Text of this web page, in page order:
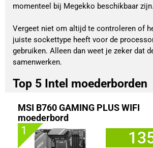
momenteel bij Megekko beschikbaar zijn.
Vergeet niet om altijd te controleren of
juiste sockettype heeft voor de
gebruiken. Alleen dan weet je zeker dat
samenwerken.
Top 5 Intel moederborden
MSI B760 GAMING PLUS WIFI
moederbord
1